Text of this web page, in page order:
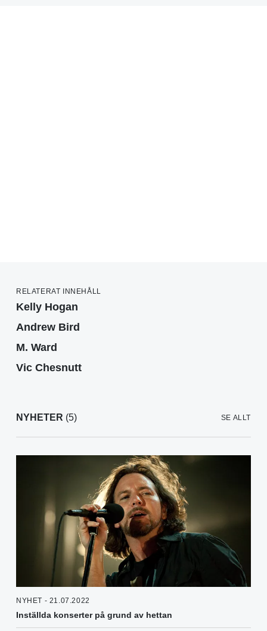
RELATERAT INNEHÅLL
Kelly Hogan
Andrew Bird
M. Ward
Vic Chesnutt
NYHETER (5) SE ALLT
NYHET - 21.07.2022
Inställda konserter på grund av hettan